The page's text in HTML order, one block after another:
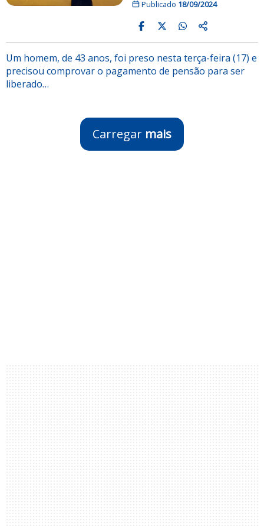
Publicado 18/09/2024
Um homem, de 43 anos, foi preso nesta terça-feira (17) e
precisou comprovar o pagamento de pensão para ser
liberado…
Carregar mais